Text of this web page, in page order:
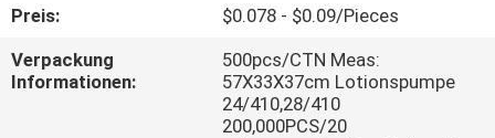
WERKSBESICHTIGUNG
QUALITÄTSKONTROLLE
Preis:
$0.078 - $0.09/Pieces
Verpackung
Informationen:
500pcs/CTN Meas:
57X33X37cm Lotionspumpe
24/410,28/410
200,000PCS/20